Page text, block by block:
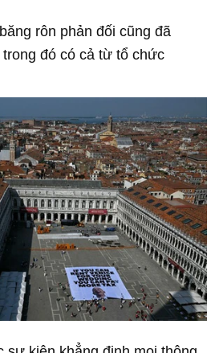
rôn phản đối cũng đã
đó có cả từ tổ chức